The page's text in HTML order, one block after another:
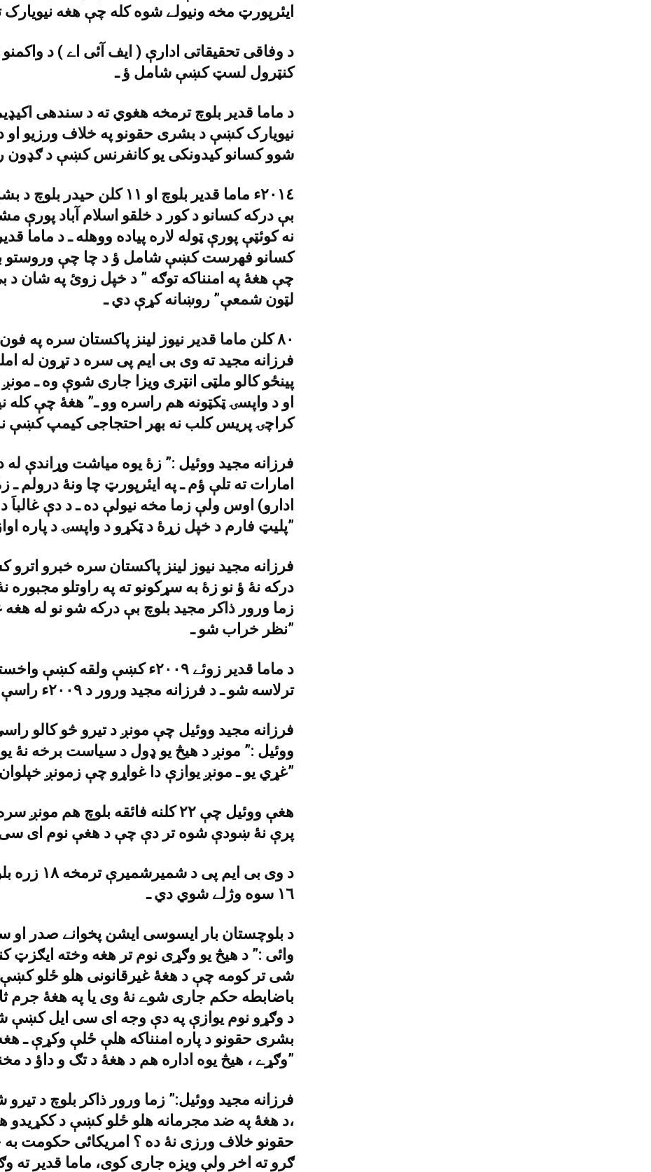
ايئرپورټ مخه ونيولے شوه کله چې هغه نيويارک
د وفاقى تحقيقاتى ادارې ( ايف آئى اے ) د
کنټرول لسټ کښې شامل ؤ ـ
د ماما قدير بلوچ ترمخه هغوي ته د سندهى
نيويارک کښې د بشرى حقونو په خلاف ورزيو او
شوو کسانو کيدونکى يو کانفرنس کښې د ګډون
٢٠١٤ء ماما قدير بلوچ او ١١
بې درکه کسانو د کور د خلقو اسلام آباد پورې
نه کوئټې پورې ټوله لاره پياده ووهله ـ د ماما
کسانو فهرست کښې شامل ؤ د چا چې وروستو
چې هغۀ په امنناکه توګه ” د خپل زوئ په شان د
لټون شمعې” روښانه کړې دي ـ
٨٠ کلن ماما قدير نيوز لينز پاکستان سره په
فرزانه مجيد ته وى بى ايم پى سره د تړون له
او د واپسۍ ټکټونه هم راسره وو ـ” هغۀ چې کله
کراچۍ پريس کلب نه بهر احتجاجى کيمپ کښې
فرزانه مجيد ووئيل :” زۀ يوه مياشت وړاندې
امارات ته تلې ؤم ـ په ايئرپورټ چا ونۀ درولم
ادارو) اوس ولې زما مخه نيولې ده ـ د دې
پليټ فارم د خپل زړۀ د ټکړو د واپسۍ د پاره اواز پورته کوو ـ”
فرزانه مجيد نيوز لينز پاکستان سره خبرو
درکه نۀ ؤ نو زۀ به سړکونو ته په راوتلو
زما ورور ذاکر مجيد بلوچ بې درکه شو نو له
نظر خراب شو ـ”
ترلاسه شو ـ د فرزانه مجيد ورور د ٢٠٠٩ء راسې بې درکه دے ـ
فرزانه مجيد ووئيل چې مونږ د تيرو څو کالو
ووئيل :” مونږ د هيڅ يو ډول د سياست برخه نۀ
غړي يو ـ مونږ يوازې دا غواړو چې زمونږ خپلوان واپس راشي ـ”
هغې ووئيل چې ٢٢ کلنه فائقه بلوچ
پرې نۀ ښودې شوه تر دې چې د هغې نوم اى
د وى بى
١٦ سوه وژلے شوي دي ـ
د بلوچستان بار ايسوسى ايشن پخوانے صدر او
وائى :” د هيڅ يو وګړى نوم تر هغه وخته
شى تر کومه چې د هغۀ غيرقانونى هلو ځلو کښې
باضابطه حکم جارى شوے نۀ وى يا په هغۀ جرم
د وګړو نوم يوازې په دې وجه اى سى ايل کښې
بشرى حقونو د پاره امنناکه هلې ځلې وکړې ـ
وګړے ، هيڅ يوه اداره هم د هغۀ د تګ و داؤ د مخنيوى حق نۀ لرى ـ”
فرزانه مجيد ووئيل:” زما ورور ذاکر بلوچ د
،د هغۀ په ضد مجرمانه هلو ځلو کښې د ککړيدو
حقونو خلاف ورزى نۀ ده ؟ امريکائى حکومت به